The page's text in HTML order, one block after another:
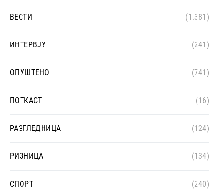
ВЕСТИ (1.381)
ИНТЕРВЈУ (241)
ОПУШТЕНО (741)
ПОТКАСТ (16)
РАЗГЛЕДНИЦА (124)
РИЗНИЦА (134)
СПОРТ (240)